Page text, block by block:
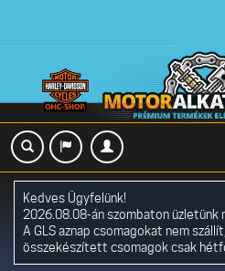
Kedves Ügyfelünk!
2026.08.08-án szombaton
A GLS aznap csomagokat nem
összekészített csomagok csak